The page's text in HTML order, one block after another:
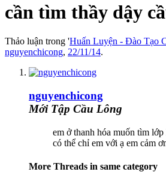
cần tìm thầy dậy
Thảo luận trong 'Huấn Luyện - Đào Tạo
nguyenchicong, 22/11/14.
nguyenchicong
Mới Tập Cầu Lông
em ở thanh hóa muốn tìm
có thể chỉ em với ạ em cảm
More Threads in same category